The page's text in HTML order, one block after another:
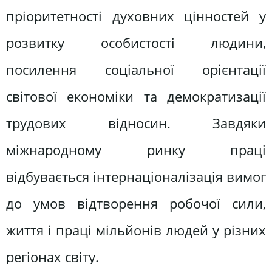
пріоритетності духовних цінностей у
розвитку особистості людини,
посилення соціальної орієнтації
світової економіки та демократизації
трудових відносин. Завдяки
міжнародному ринку праці
відбувається інтернаціоналізація вимог
до умов відтворення робочої сили,
життя і праці мільйонів людей у різних
регіонах світу.